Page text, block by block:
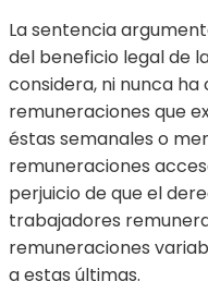
La sentencia
del beneficio legal de
considera, ni nunca ha
remuneraciones que
éstas semanales o
remuneraciones
perjuicio de que el
trabajadores
remuneraciones
a estas últimas.